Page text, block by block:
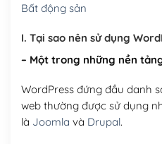
Hosting 8GB SSD (1 năm)
Bất động sản
I. Tại sao nên sử dụng
– Một trong những nền
WordPress đứng đầu danh
web thường được sử dụng
là Joomla và Drupal.